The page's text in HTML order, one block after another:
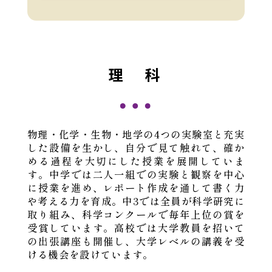
理 科
物理・化学・生物・地学の4つの実験室と充実
した設備を生かし、自分で見て触れて、確か
める過程を大切にした授業を展開していま
す。中学では二人一組での実験と観察を中心
に授業を進め、レポート作成を通して書く力
や考える力を育成。中3では全員が科学研究に
取り組み、科学コンクールで毎年上位の賞を
受賞しています。高校では大学教員を招いて
の出張講座も開催し、大学レベルの講義を受
ける機会を設けています。